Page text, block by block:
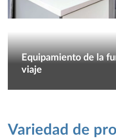
Equipamiento de la
viaje
Variedad de